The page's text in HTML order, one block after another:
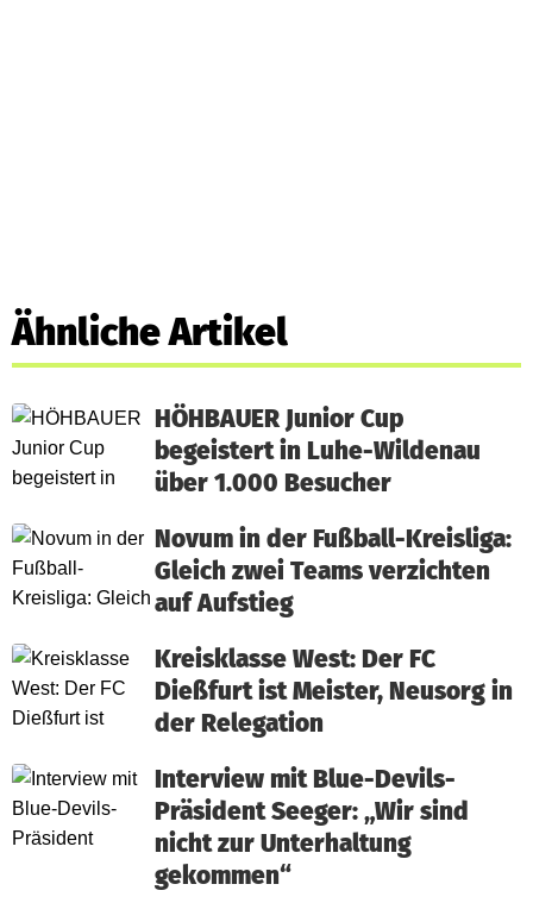
Ähnliche Artikel
HÖHBAUER Junior Cup
begeistert in Luhe-Wildenau
über 1.000 Besucher
Novum in der Fußball-Kreisliga:
Gleich zwei Teams verzichten
auf Aufstieg
Kreisklasse West: Der FC
Dießfurt ist Meister, Neusorg in
der Relegation
Interview mit Blue-Devils-
Präsident Seeger: „Wir sind
nicht zur Unterhaltung
gekommen“